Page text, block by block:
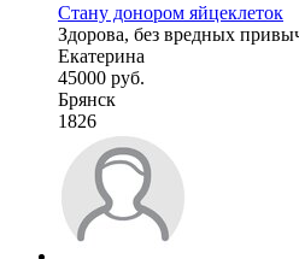
Стану донором яйцеклеток
Здорова, без вредных
Екатерина
45000 руб.
Брянск
1826